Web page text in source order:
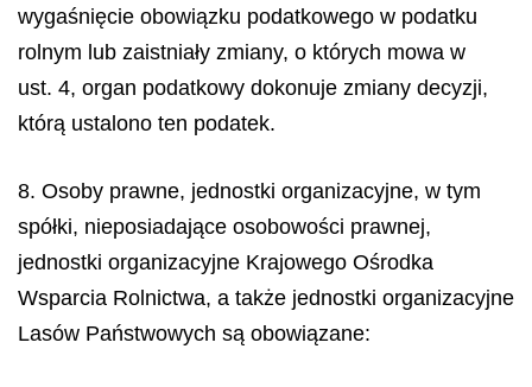
wygaśnięcie obowiązku podatkowego w podatku
rolnym lub zaistniały zmiany, o których mowa w
ust. 4, organ podatkowy dokonuje zmiany decyzji,
którą ustalono ten podatek.
8. Osoby prawne, jednostki organizacyjne, w tym
spółki, nieposiadające osobowości prawnej,
jednostki organizacyjne Krajowego Ośrodka
Wsparcia Rolnictwa, a także jednostki organizacyjne
Lasów Państwowych są obowiązane: